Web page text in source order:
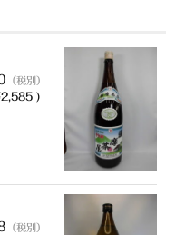
（税別）
)
（税別）